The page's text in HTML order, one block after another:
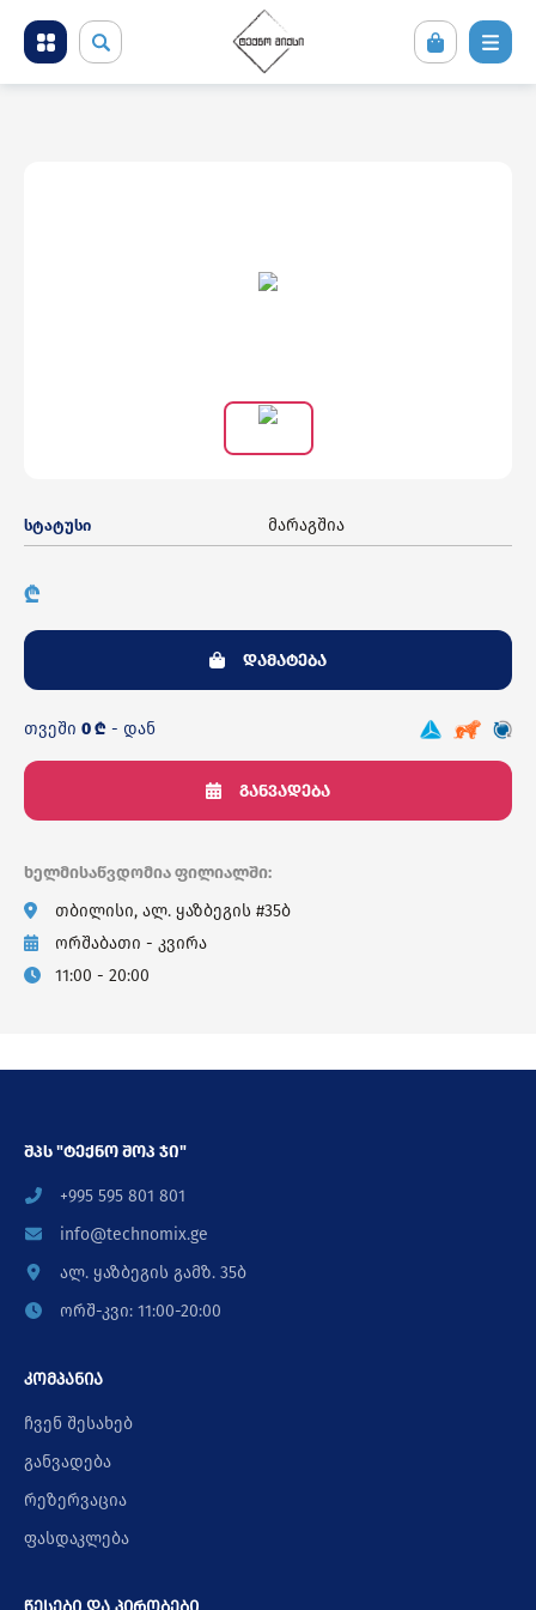
მობილური ტელეფონები და აქსესუარები
სტატუსი მარაგშია
₾
დამატება
თვეში 0 ₾ - დან
განვადება
ხელმისაწვდომია ფილიალში:
თბილისი, ალ. ყაზბეგის #35ბ
ორშაბათი - კვირა
11:00 - 20:00
შპს "ტექნო შოპ ჯი"
+995 595 801 801
info@technomix.ge
ალ. ყაზბეგის გამზ. 35ბ
ორშ-კვი: 11:00-20:00
კომპანია
ჩვენ შესახებ
განვადება
რეზერვაცია
ფასდაკლება